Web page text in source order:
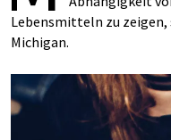
Lebensmitteln zu zeigen,
Michigan.